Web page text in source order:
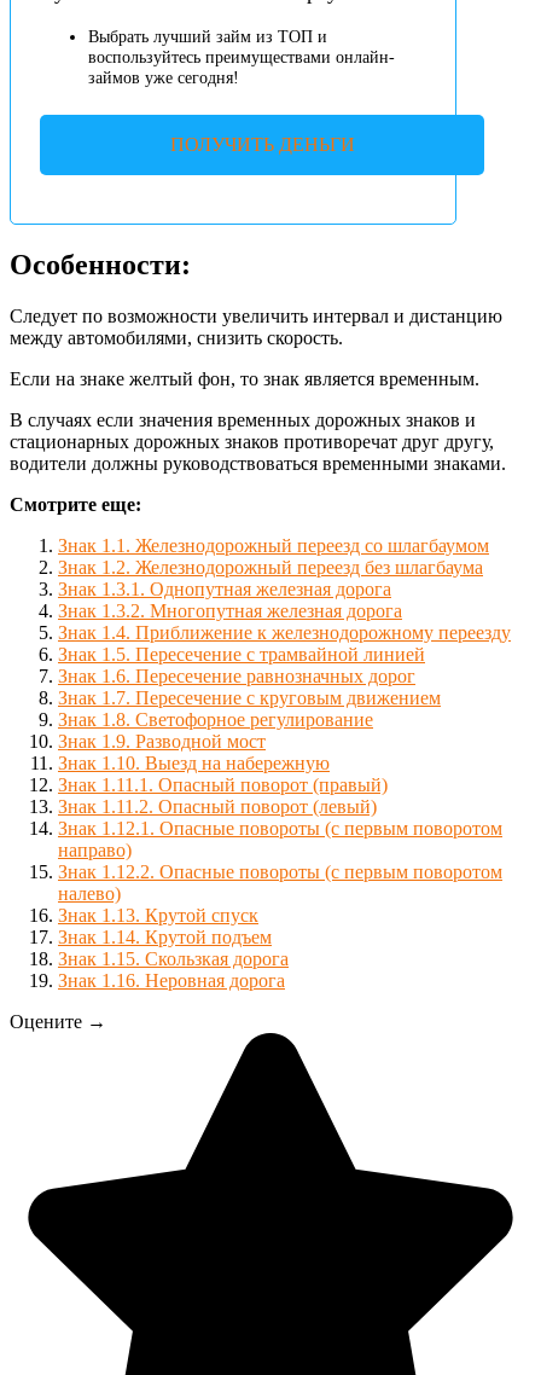
Выбрать лучший займ из ТОП и
воспользуйтесь преимуществами онлайн-
займов уже сегодня!
ПОЛУЧИТЬ ДЕНЬГИ
Особенности:
Следует по возможности увеличить интервал и дистанцию
между автомобилями, снизить скорость.
Если на знаке желтый фон, то знак является временным.
В случаях если значения временных дорожных знаков и
стационарных дорожных знаков противоречат друг другу,
водители должны руководствоваться временными знаками.
Смотрите еще:
Знак 1.1. Железнодорожный переезд со шлагбаумом
Знак 1.2. Железнодорожный переезд без шлагбаума
Знак 1.3.1. Однопутная железная дорога
Знак 1.3.2. Многопутная железная дорога
Знак 1.4. Приближение к железнодорожному переезду
Знак 1.5. Пересечение с трамвайной линией
Знак 1.6. Пересечение равнозначных дорог
Знак 1.7. Пересечение с круговым движением
Знак 1.8. Светофорное регулирование
Знак 1.9. Разводной мост
Знак 1.10. Выезд на набережную
Знак 1.11.1. Опасный поворот (правый)
Знак 1.11.2. Опасный поворот (левый)
Знак 1.12.1. Опасные повороты (с первым поворотом
направо)
Знак 1.12.2. Опасные повороты (с первым поворотом
налево)
Знак 1.13. Крутой спуск
Знак 1.14. Крутой подъем
Знак 1.15. Скользкая дорога
Знак 1.16. Неровная дорога
Оцените →